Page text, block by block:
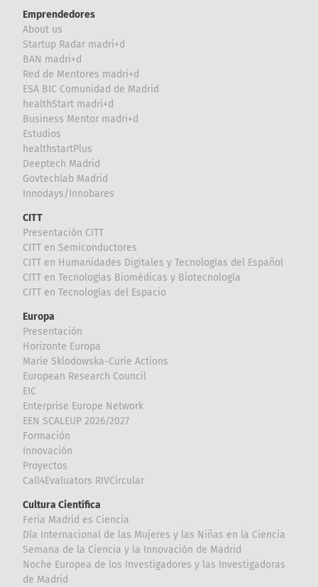
Emprendedores
About us
Startup Radar madri+d
BAN madri+d
Red de Mentores madri+d
ESA BIC Comunidad de Madrid
healthStart madri+d
Business Mentor madri+d
Estudios
healthstartPlus
Deeptech Madrid
Govtechlab Madrid
Innodays/Innobares
CITT
Presentación CITT
CITT en Semiconductores
CITT en Humanidades Digitales y Tecnologías del Español
CITT en Tecnologías Biomédicas y Biotecnología
CITT en Tecnologías del Espacio
Europa
Presentación
Horizonte Europa
Marie Sklodowska-Curie Actions
European Research Council
EIC
Enterprise Europe Network
EEN SCALEUP 2026/2027
Formación
Innovación
Proyectos
Call4Evaluators RIVCircular
Cultura Científica
Feria Madrid es Ciencia
Día Internacional de las Mujeres y las Niñas en la Ciencia
Semana de la Ciencia y la Innovación de Madrid
Noche Europea de los Investigadores y las Investigadoras
de Madrid